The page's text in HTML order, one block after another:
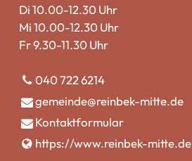
Di 10.00-12.30 Uhr
Mi 10.00-12.30 Uhr
Fr 9.30-11.30 Uhr
040 722 6214
gemeinde@​reinbek-mitte.​de
Kontaktformular
https://www.​reinbek-mitte.​de